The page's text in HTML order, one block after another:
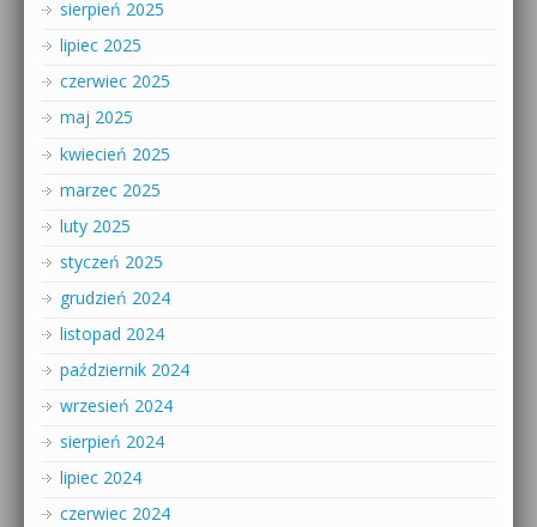
sierpień 2025
lipiec 2025
czerwiec 2025
maj 2025
kwiecień 2025
marzec 2025
luty 2025
styczeń 2025
grudzień 2024
listopad 2024
październik 2024
wrzesień 2024
sierpień 2024
lipiec 2024
czerwiec 2024